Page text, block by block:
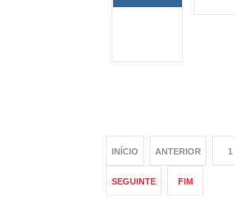
INÍCIO ANTERIOR 1
SEGUINTE FIM